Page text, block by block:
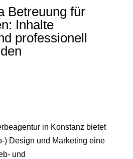
Betreuung für
Inhalte
professionell
in Konstanz bietet
) Design und Marketing eine
und